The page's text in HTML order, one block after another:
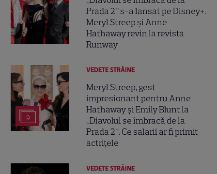
Prada 2” s-a lansat pe Disney+.
Meryl Streep și Anne
Hathaway revin la revista
Runway
9
VEDETE STRĂINE
Meryl Streep, gest
impresionant pentru Anne
Hathaway și Emily Blunt la
„Diavolul se îmbracă de la
Prada 2”. Ce salarii ar fi primit
actrițele
VEDETE STRĂINE